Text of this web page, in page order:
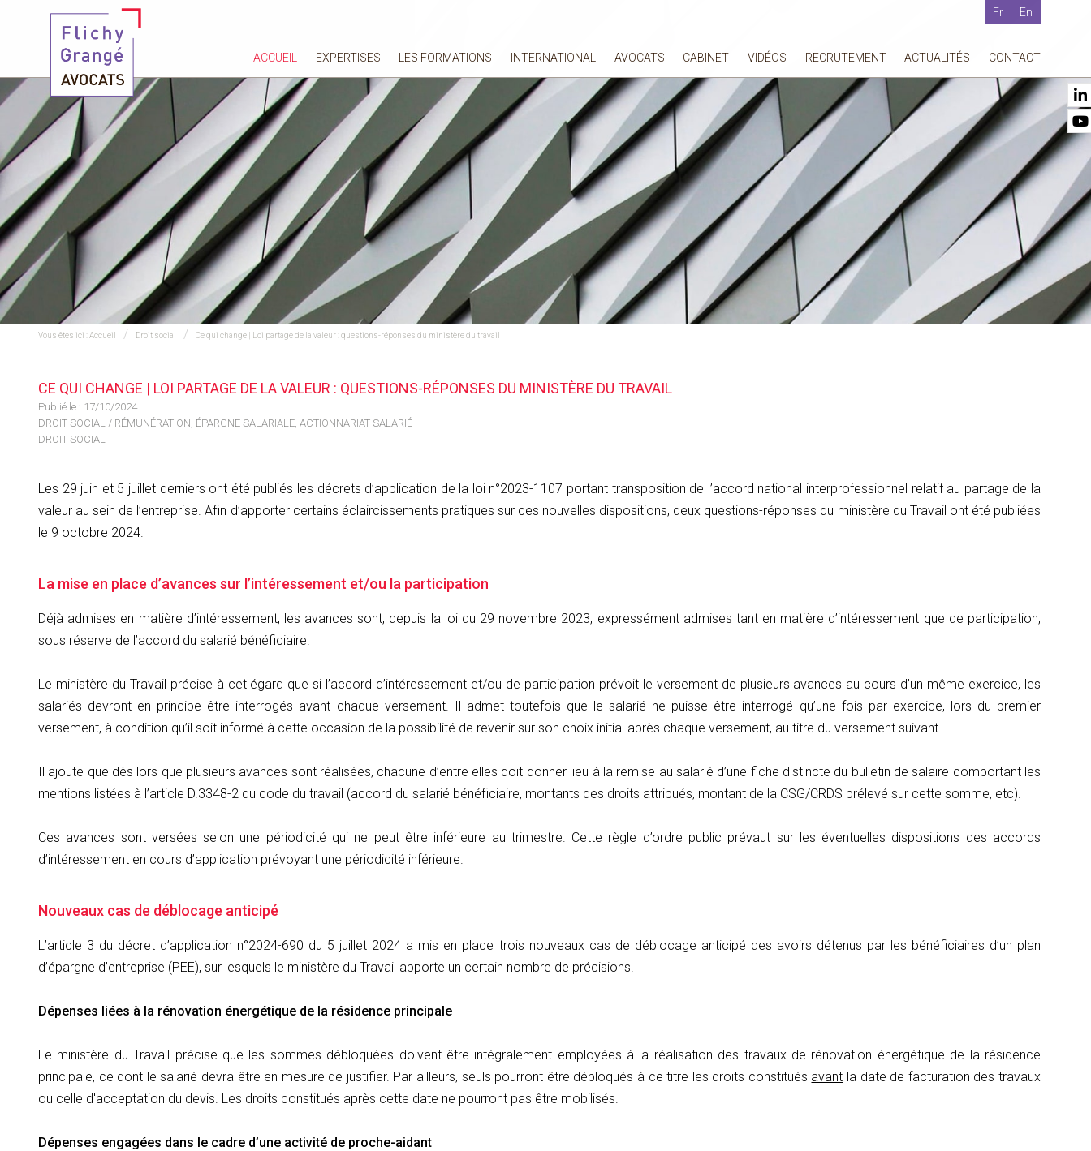
Fr En
ACCUEIL EXPERTISES LES FORMATIONS INTERNATIONAL AVOCATS CABINET VIDÉOS RECRUTEMENT ACTUALITÉS CONTACT
Vous êtes ici :Accueil Droit social Ce qui change | Loi partage de la valeur : questions-réponses du ministère du travail
CE QUI CHANGE | LOI PARTAGE DE LA VALEUR : QUESTIONS-RÉPONSES DU MINISTÈRE DU TRAVAIL
Publié le : 17/10/2024
DROIT SOCIAL / RÉMUNÉRATION, ÉPARGNE SALARIALE, ACTIONNARIAT SALARIÉ
DROIT SOCIAL
Les 29 juin et 5 juillet derniers ont été publiés les décrets d’application de la loi n°2023-1107 portant transposition de l’accord national interprofessionnel relatif au partage de la
valeur au sein de l’entreprise. Afin d’apporter certains éclaircissements pratiques sur ces nouvelles dispositions, deux questions-réponses du ministère du Travail ont été publiées
le 9 octobre 2024.
La mise en place d’avances sur l’intéressement et/ou la participation
Déjà admises en matière d’intéressement, les avances sont, depuis la loi du 29 novembre 2023, expressément admises tant en matière d’intéressement que de participation,
sous réserve de l’accord du salarié bénéficiaire.
Le ministère du Travail précise à cet égard que si l’accord d’intéressement et/ou de participation prévoit le versement de plusieurs avances au cours d’un même exercice, les
salariés devront en principe être interrogés avant chaque versement. Il admet toutefois que le salarié ne puisse être interrogé qu’une fois par exercice, lors du premier
versement, à condition qu’il soit informé à cette occasion de la possibilité de revenir sur son choix initial après chaque versement, au titre du versement suivant.
Il ajoute que dès lors que plusieurs avances sont réalisées, chacune d’entre elles doit donner lieu à la remise au salarié d’une fiche distincte du bulletin de salaire comportant les
mentions listées à l’article D.3348-2 du code du travail (accord du salarié bénéficiaire, montants des droits attribués, montant de la CSG/CRDS prélevé sur cette somme, etc).
Ces avances sont versées selon une périodicité qui ne peut être inférieure au trimestre. Cette règle d’ordre public prévaut sur les éventuelles dispositions des accords
d’intéressement en cours d’application prévoyant une périodicité inférieure.
Nouveaux cas de déblocage anticipé
L’article 3 du décret d’application n°2024-690 du 5 juillet 2024 a mis en place trois nouveaux cas de déblocage anticipé des avoirs détenus par les bénéficiaires d’un plan
d’épargne d’entreprise (PEE), sur lesquels le ministère du Travail apporte un certain nombre de précisions.
Dépenses liées à la rénovation énergétique de la résidence principale
Le ministère du Travail précise que les sommes débloquées doivent être intégralement employées à la réalisation des travaux de rénovation énergétique de la résidence
principale, ce dont le salarié devra être en mesure de justifier. Par ailleurs, seuls pourront être débloqués à ce titre les droits constitués avant la date de facturation des travaux
ou celle d'acceptation du devis. Les droits constitués après cette date ne pourront pas être mobilisés.
Dépenses engagées dans le cadre d’une activité de proche-aidant